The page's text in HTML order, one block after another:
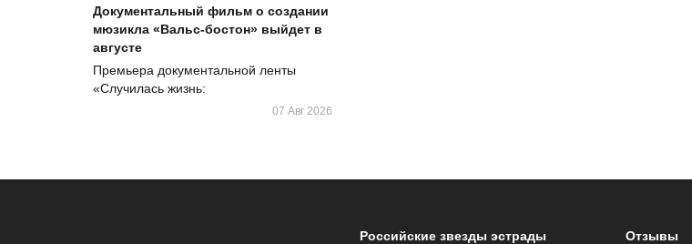
Документальный фильм о создании
мюзикла «Вальс-бостон» выйдет в
августе
Премьера документальной ленты
«Случилась жизнь:
07 Авг 2026
Российские звезды эстрады Отзывы